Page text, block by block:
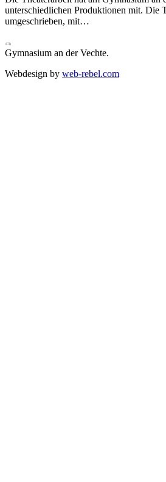
unterschiedlichen Produktionen mit. Die
umgeschrieben, mit…
Gymnasium an der Vechte.
Webdesign by web-rebel.com